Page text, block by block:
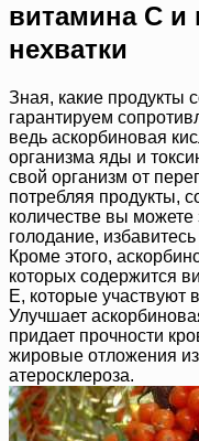
витамина C и
нехватки
Зная, какие продукты
гарантируем
ведь аскорбиновая
организма яды и
свой организм от
потребляя продукты,
количестве вы можете
голодание,
Кроме этого,
которых содержится
E, которые участвуют
Улучшает
придает прочности
жировые отложения
атеросклероза.